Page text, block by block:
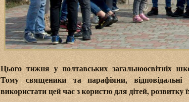
Цього тижня у полтавських загальноосвітніх
Тому священики та парафіяни,
використати цей час з користю для дітей, розвитку